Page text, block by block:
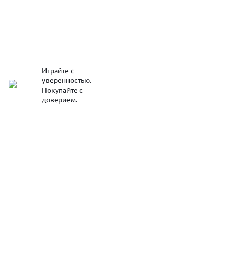
Играйте с
уверенностью.
Покупайте с
доверием.